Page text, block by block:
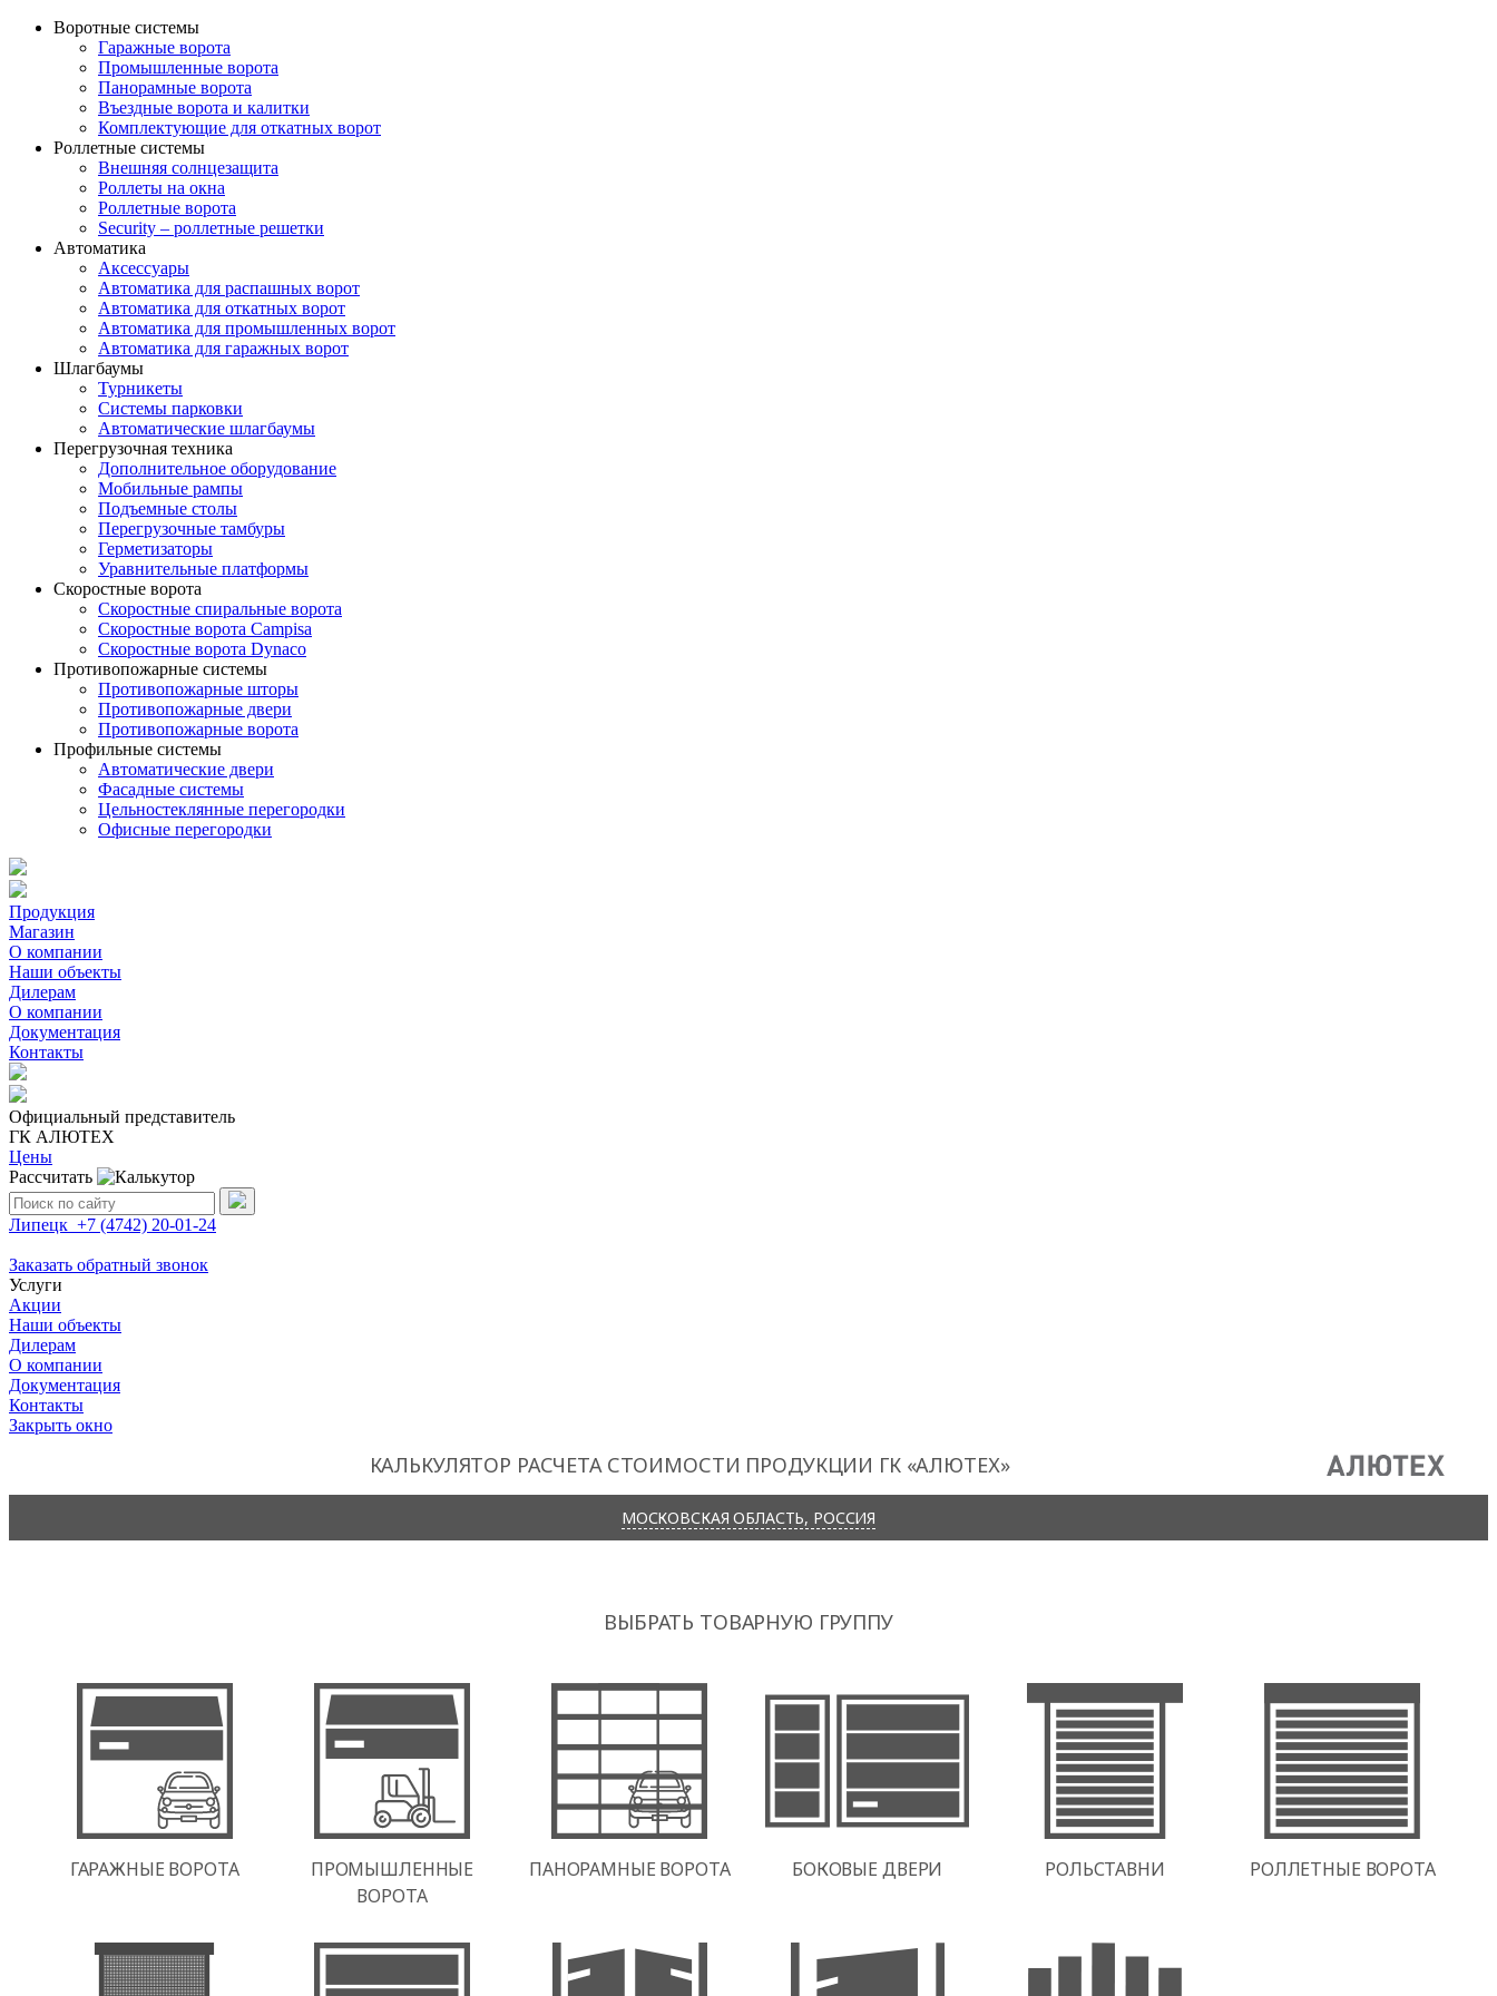
Воротные системы
Гаражные ворота
Промышленные ворота
Панорамные ворота
Въездные ворота и калитки
Комплектующие для откатных ворот
Роллетные системы
Внешняя солнцезащита
Роллеты на окна
Роллетные ворота
Security – роллетные решетки
Автоматика
Аксессуары
Автоматика для распашных ворот
Автоматика для откатных ворот
Автоматика для промышленных ворот
Автоматика для гаражных ворот
Шлагбаумы
Турникеты
Системы парковки
Автоматические шлагбаумы
Перегрузочная техника
Дополнительное оборудование
Мобильные рампы
Подъемные столы
Перегрузочные тамбуры
Герметизаторы
Уравнительные платформы
Скоростные ворота
Скоростные спиральные ворота
Скоростные ворота Campisa
Скоростные ворота Dynaco
Противопожарные системы
Противопожарные шторы
Противопожарные двери
Противопожарные ворота
Профильные системы
Автоматические двери
Фасадные системы
Цельностеклянные перегородки
Офисные перегородки
Продукция
Магазин
О компании
Наши объекты
Дилерам
О компании
Документация
Контакты
Официальный представитель
ГК АЛЮТЕХ
Цены
Рассчитать
Поиск:
Липецк +7 (4742) 20-01-24
Заказать обратный звонок
Услуги
Акции
Наши объекты
Дилерам
О компании
Документация
Контакты
Закрыть окно